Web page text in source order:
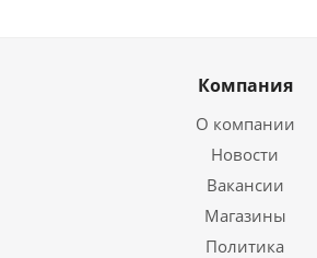
Компания
О компании
Новости
Вакансии
Магазины
Политика